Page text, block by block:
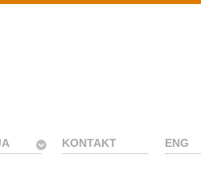
KONTAKT ENG